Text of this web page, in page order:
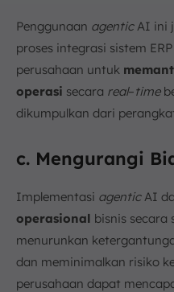
Penggunaan agenticAI ini
proses integrasi sistem
perusahaan untuk
operasi secara real–time
dikumpulkan dari
c. Mengurangi
Implementasi agenticAI
operasional bisnis secara
menurunkan
dan meminimalkan risiko
perusahaan dapat